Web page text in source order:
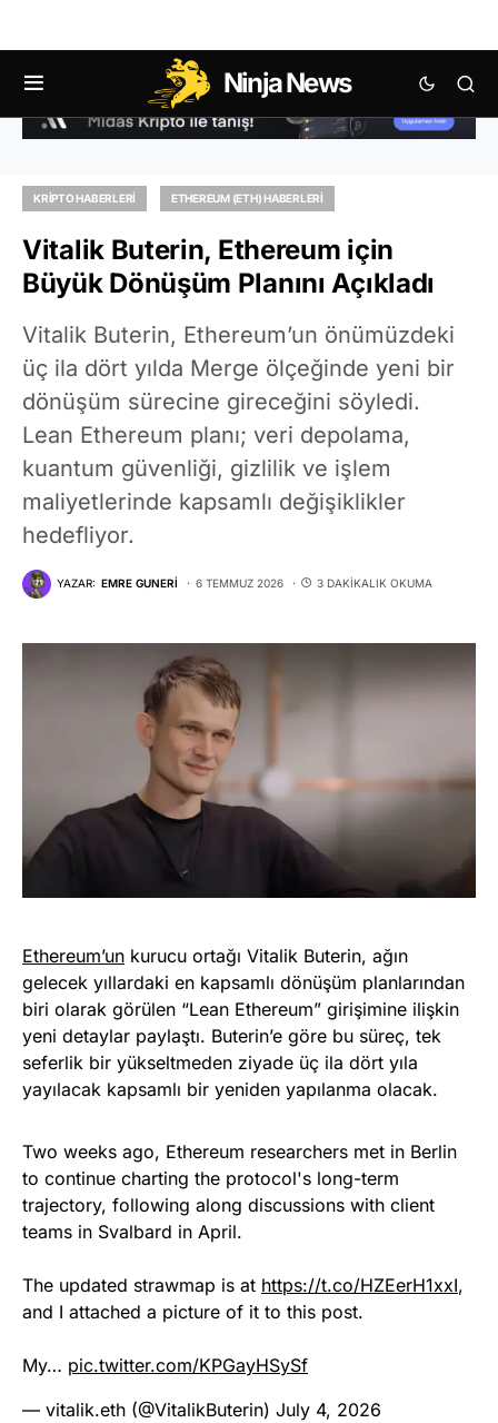
Ninja News
KRIPTO HABERLERI ETHEREUM (ETH) HABERLERI
Vitalik Buterin, Ethereum için
Büyük Dönüşüm Planını Açıkladı
Vitalik Buterin, Ethereum’un önümüzdeki
üç ila dört yılda Merge ölçeğinde yeni bir
dönüşüm sürecine gireceğini söyledi.
Lean Ethereum planı; veri depolama,
kuantum güvenliği, gizlilik ve işlem
maliyetlerinde kapsamlı değişiklikler
hedefliyor.
YAZAR: EMRE GUNERI 6 TEMMUZ 2026 3 DAKIKALIK OKUMA
Ethereum’un kurucu ortağı Vitalik Buterin, ağın
gelecek yıllardaki en kapsamlı dönüşüm planlarından
biri olarak görülen “Lean Ethereum” girişimine ilişkin
yeni detaylar paylaştı. Buterin’e göre bu süreç, tek
seferlik bir yükseltmeden ziyade üç ila dört yıla
yayılacak kapsamlı bir yeniden yapılanma olacak.
Two weeks ago, Ethereum researchers met in Berlin
to continue charting the protocol's long-term
trajectory, following along discussions with client
teams in Svalbard in April.
The updated strawmap is at https://t.co/HZEerH1xxI,
and I attached a picture of it to this post.
My… pic.twitter.com/KPGayHSySf
— vitalik.eth (@VitalikButerin) July 4, 2026